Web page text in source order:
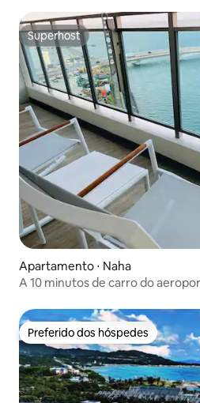
entre famílias com crianças,
Superhost
Superhost
Apartamento ⋅ Naha
A 10 minutos de carro do
Acomoda até 5 pessoas!
Preferido dos hóspedes
Preferido dos hóspedes